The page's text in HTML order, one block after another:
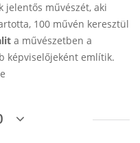
jelentős művészét, aki
100 művén keresztül
a művészetben a
képviselőjeként említik.